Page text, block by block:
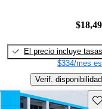
El precio incluye tasas
$334/mes
Verif. disponibilidad